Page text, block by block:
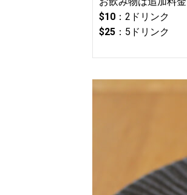
$10：2ドリンク
$25：5ドリンク